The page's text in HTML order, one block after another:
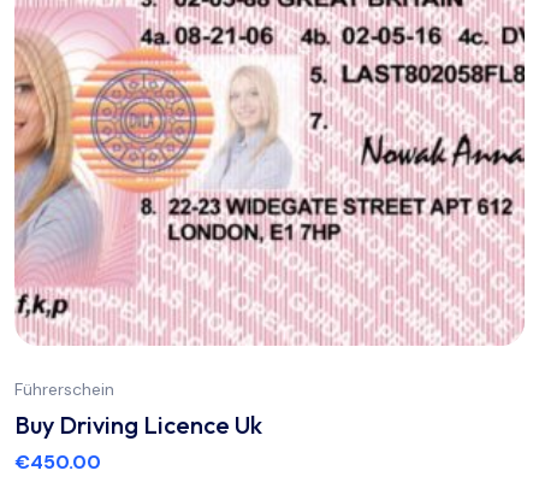
Führerschein
Buy Driving Licence Uk
€450.00